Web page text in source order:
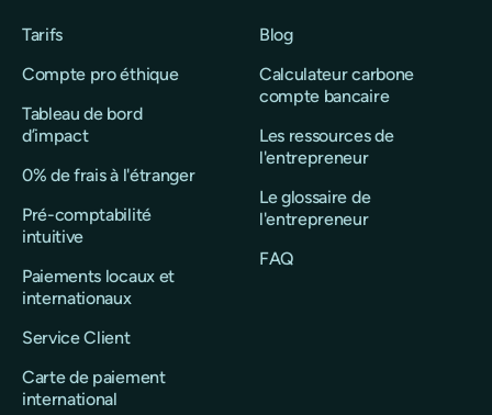
Tarifs
Compte pro éthique
Tableau de bord
d’impact
0% de frais à l'étranger
Pré-comptabilité
intuitive
Paiements locaux et
internationaux
Service Client
Carte de paiement
international
Blog
Calculateur carbone
compte bancaire
Les ressources de
l'entrepreneur
Le glossaire de
l'entrepreneur
FAQ